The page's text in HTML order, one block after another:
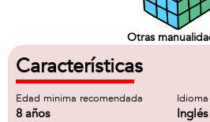
Otras
Características
Edad minima recomendada
8 años Inglés